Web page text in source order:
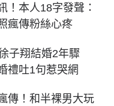
！本人18字發聲：
瘋傳粉絲心疼
子翔結婚2年驟
吐1句惹哭網
傳！和半裸男大玩